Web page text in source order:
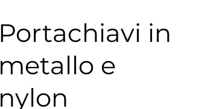
Portachiavi in
metallo e
nylon